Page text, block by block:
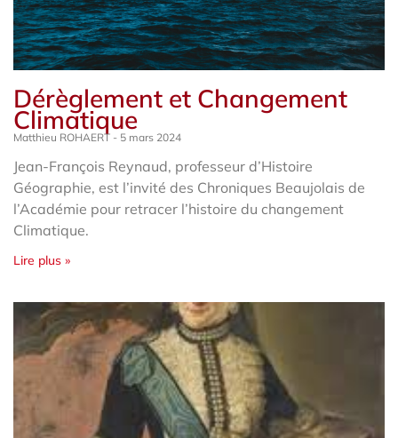
Dérèglement et Changement
Climatique
Matthieu ROHAERT 5 mars 2024
Jean-François Reynaud, professeur d’Histoire
Géographie, est l’invité des Chroniques Beaujolais de
l’Académie pour retracer l’histoire du changement
Climatique.
Lire plus »